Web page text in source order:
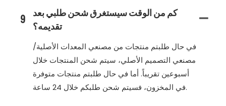
9 كم من الوقت سيستغرق شحن طلبي بعد
تقديمه؟
في حال طلبتم منتجات من مصنعي المعدات الأصلية/
مصنعي التصميم الأصلي، سيتم شحن المنتجات خلال
أسبوعين تقريباً. أما في حال طلبتم منتجات متوفرة
في المخزون، فسيتم شحن طلبكم خلال 24 ساعة.